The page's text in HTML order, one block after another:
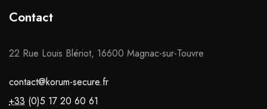
Contact
22 Rue Louis Blériot, 16600 Magnac-sur-Touvre
contact@korum-secure.fr
+33 (0)5 17 20 60 61